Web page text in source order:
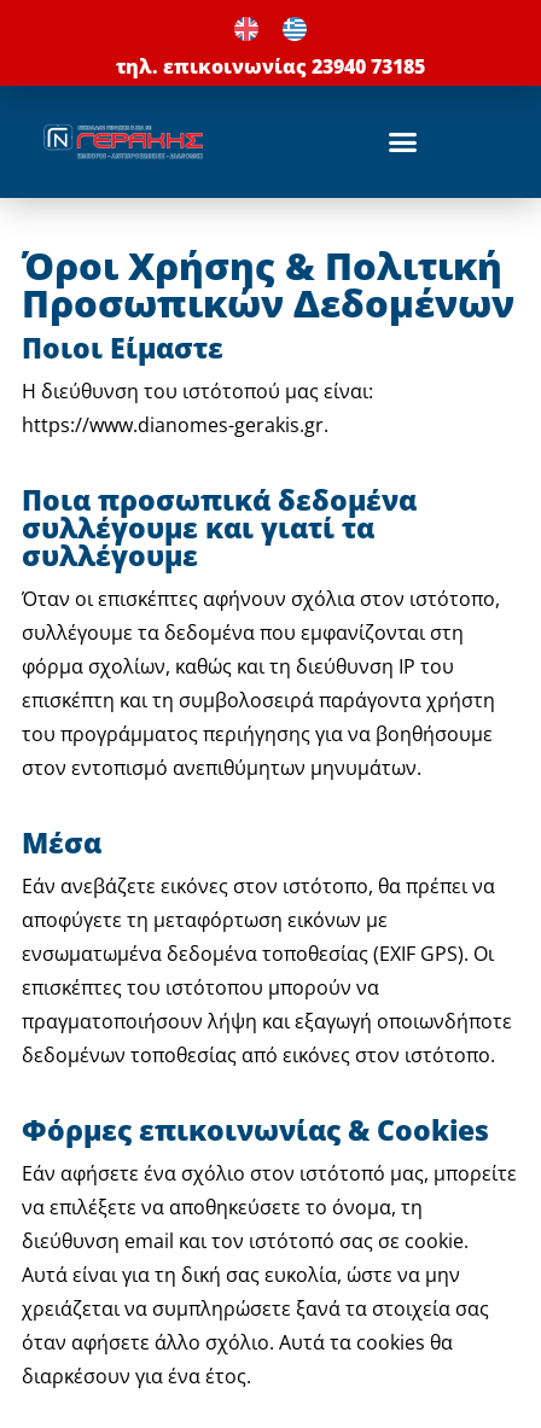
τηλ. επικοινωνίας 23940 73185
Όροι Χρήσης & Πολιτική
Προσωπικών Δεδομένων
Ποιοι Είμαστε
Η διεύθυνση του ιστότοπού μας είναι:
https://www.dianomes-gerakis.gr.
Ποια προσωπικά δεδομένα
συλλέγουμε και γιατί τα
συλλέγουμε
Όταν οι επισκέπτες αφήνουν σχόλια στον ιστότοπο,
συλλέγουμε τα δεδομένα που εμφανίζονται στη
φόρμα σχολίων, καθώς και τη διεύθυνση IP του
επισκέπτη και τη συμβολοσειρά παράγοντα χρήστη
του προγράμματος περιήγησης για να βοηθήσουμε
στον εντοπισμό ανεπιθύμητων μηνυμάτων.
Μέσα
Εάν ανεβάζετε εικόνες στον ιστότοπο, θα πρέπει να
αποφύγετε τη μεταφόρτωση εικόνων με
ενσωματωμένα δεδομένα τοποθεσίας (EXIF GPS). Οι
επισκέπτες του ιστότοπου μπορούν να
πραγματοποιήσουν λήψη και εξαγωγή οποιωνδήποτε
δεδομένων τοποθεσίας από εικόνες στον ιστότοπο.
Φόρμες επικοινωνίας & Cookies
Εάν αφήσετε ένα σχόλιο στον ιστότοπό μας, μπορείτε
να επιλέξετε να αποθηκεύσετε το όνομα, τη
διεύθυνση email και τον ιστότοπό σας σε cookie.
Αυτά είναι για τη δική σας ευκολία, ώστε να μην
χρειάζεται να συμπληρώσετε ξανά τα στοιχεία σας
όταν αφήσετε άλλο σχόλιο. Αυτά τα cookies θα
διαρκέσουν για ένα έτος.